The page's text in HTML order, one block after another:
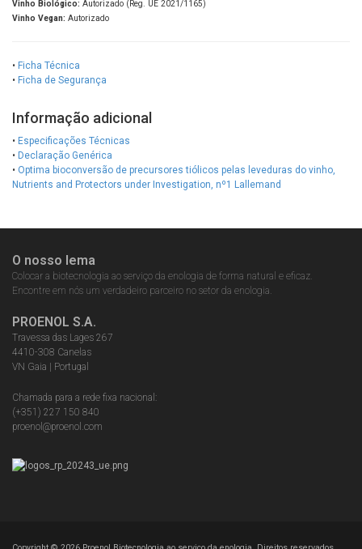
Vinho Biológico: Autorizado (Reg. UE 2021/1165)
Vinho Vegan: Autorizado
• Ficha Técnica
• Ficha de Segurança
Informação adicional
• Especificações Técnicas
• Declaração Genérica
• Optima bioconversão de precursores tiólicos pelas leveduras do vinho,
Nutrients and Protectors under Investigation, nº1 Lallemand
O nosso lema
Colocar a biotecnologia ao serviço da enologia de forma natural e eficaz.
Encontre em nós um verdadeiro parceiro no setor da enologia.
PROENOL S.A.
Travessa das Lages 267
4410-308 Canelas
VN Gaia | Portugal
Chamada para a rede fixa nacional:
(+351) 227 150 840
proenol@proenol.com